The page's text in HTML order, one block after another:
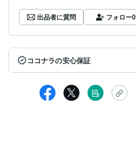
出品者に質問 フォロー0
ココナラの安心保証